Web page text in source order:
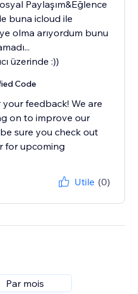
Paylaşım&Eğlence
buna icloud ile
olma arıyordum bunu
üzerinde :))
Code
feedback! We are
on to improve our
sure you check out
for upcoming
Utile (0)
Par mois